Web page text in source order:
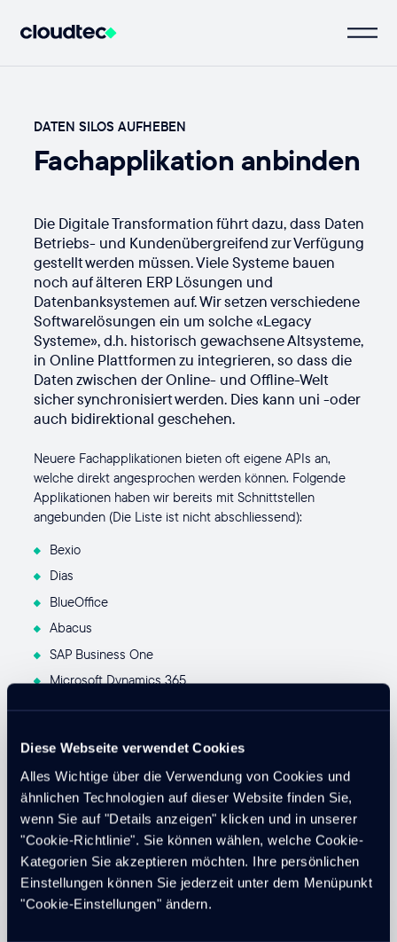
Diese Webseite verwendet Cookies
Alles Wichtige über die Verwendung von Cookies und
ähnlichen Technologien auf dieser Website finden Sie,
wenn Sie auf "Details anzeigen" klicken und in unserer
"Cookie-Richtlinie". Sie können wählen, welche Cookie-
Kategorien Sie akzeptieren möchten. Ihre persönlichen
Einstellungen können Sie jederzeit unter dem Menüpunkt
"Cookie-Einstellungen" ändern.
DATEN SILOS AUFHEBEN
Fachapplikation anbinden
Die Digitale Transformation führt dazu, dass Daten
Betriebs- und Kundenübergreifend zur Verfügung
gestellt werden müssen. Viele Systeme bauen
noch auf älteren ERP Lösungen und
Datenbanksystemen auf. Wir setzen verschiedene
Softwarelösungen ein um solche «Legacy
Systeme», d.h. historisch gewachsene Altsysteme,
in Online Plattformen zu integrieren, so dass die
Daten zwischen der Online- und Offline-Welt
sicher synchronisiert werden. Dies kann uni -oder
auch bidirektional geschehen.
Neuere Fachapplikationen bieten oft eigene APIs an,
welche direkt angesprochen werden können. Folgende
Applikationen haben wir bereits mit Schnittstellen
angebunden (Die Liste ist nicht abschliessend):
Bexio
Dias
BlueOffice
Abacus
SAP Business One
Microsoft Dynamics 365
Microsoft Azure
Axess
CAS genesisWorld
Gerne helfen wir Ihnen, Ihre Fachapplikation an Ihre
Online-Plattformanzubinden und Teile Ihrer Daten in
definierbarer Form zur Verfügung zu stellen und damit zu
interagieren.
Philippe Bumann